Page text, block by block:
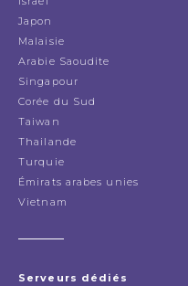
Japon
Malaisie
Arabie Saoudite
Singapour
Corée du Sud
Taiwan
Thailande
Turquie
Émirats arabes unies
Vietnam
Serveurs dédiés